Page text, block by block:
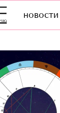
новости